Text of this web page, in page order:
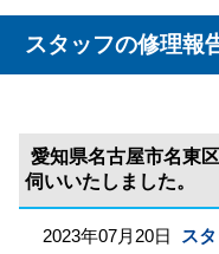
スタッフの修理報
愛知県名古屋市名東
伺いいたしました。
2023年07月20日 ス